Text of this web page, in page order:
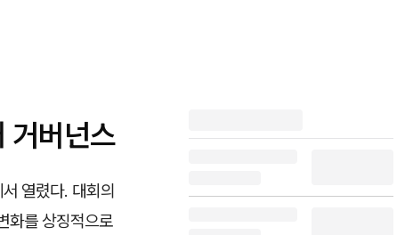
거버넌스
열렸다. 대회의
화를 상징적으로